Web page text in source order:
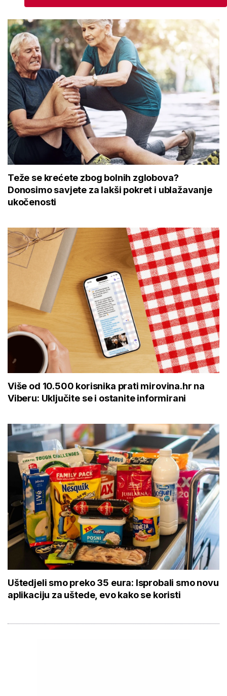
Teže se krećete zbog bolnih zglobova?
Donosimo savjete za lakši pokret i ublažavanje
ukočenosti
Više od 10.500 korisnika prati mirovina.hr na
Viberu: Uključite se i ostanite informirani
Uštedjeli smo preko 35 eura: Isprobali smo novu
aplikaciju za uštede, evo kako se koristi